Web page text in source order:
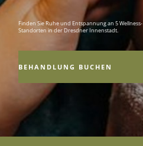
Finden Sie Ruhe und Entspannung an 5 Wellness-
Standorten in der Dresdner Innenstadt.
BEHANDLUNG BUCHEN